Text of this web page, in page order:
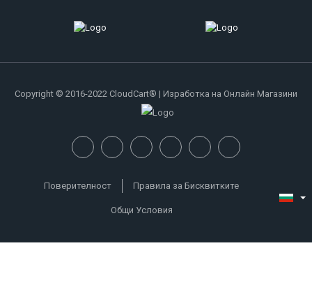
Copyright © 2016-2022 CloudCart® | Изработка на Онлайн Магазини
Поверителност Правила за Бисквитките
Общи Условия